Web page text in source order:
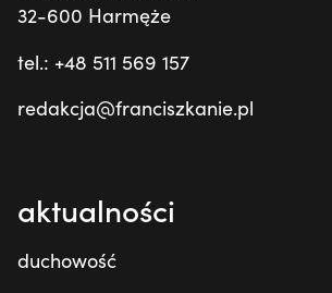
32-600 Harmęże
tel.: +48 511 569 157
redakcja@franciszkanie.pl
aktualności
duchowość